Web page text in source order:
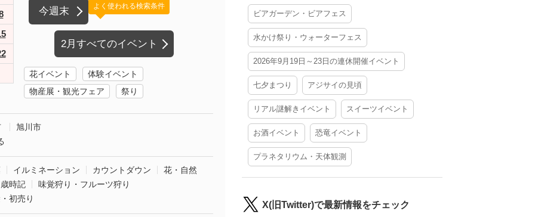
今週末
2月すべてのイベント
よく使われる検索条件
花イベント
体験イベント
物産展・観光フェア
祭り
旭川市
イルミネーション カウントダウン
花・自然
時記
味覚狩り・フルーツ狩り
初売り
ビアガーデン・ビアフェス
水かけ祭り・ウォーターフェス
2026年9月19日～23日の連休開催イベント
七夕まつり アジサイの見頃
リアル謎解きイベント スイーツイベント
お酒イベント 恐竜イベント
プラネタリウム・天体観測
X(旧Twitter)で最新情報をチェック